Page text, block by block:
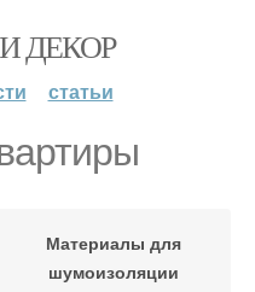
ДЕКОР
статьи
Материалы для
шумоизоляции